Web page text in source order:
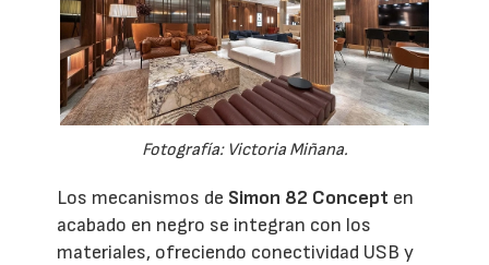
Fotografía: Victoria Miñana.
Los mecanismos de Simon 82 Concept en
acabado en negro se integran con los
materiales, ofreciendo conectividad USB y